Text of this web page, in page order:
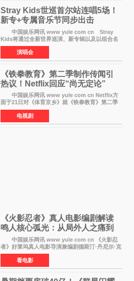
Stray Kids世巡首尔站连唱5场！
新专+专属音乐节同步出击
中国娱乐网讯 www yule com cn Stray
Kids将通过全新世界巡演、新专辑以及以组合名
义打造的专属音乐节等一系列全球活动，开启事
业发展的全新篇章。 Stray Kids将于7月25日
至26日、29日
演唱会
《铁拳教育》第二季制作传闻引
热议！Netflix回应“尚无定论”
中国娱乐网讯 www yule com cn Netflix方
面于21日对《体育京乡》就《铁拳教育》第二季
制作传闻划清界限，表示尚无定论。然而，业界
却有传闻称已就《铁拳教育》第二季的制作展开
了讨论——《
电视剧
《火影忍者》真人电影编剧解读
鸣人核心弧光：从局外人之痛到
自我觉醒
中国娱乐网讯 www yule com cn 《火影忍
者》好莱坞真人电影导演兼编剧德斯汀·丹尼尔·克
雷顿近日在采访中分享了对主角鸣人成长弧光的
理解，透露电影将深入探索鸣人作为局外人的情
感历程。
看电影